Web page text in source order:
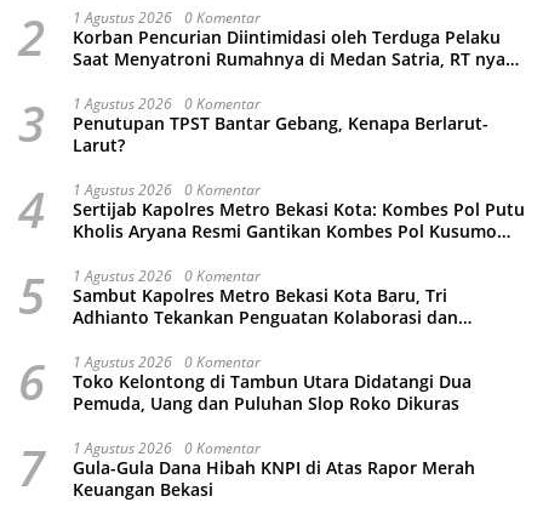
2 1 Agustus 2026 0 Komentar
Korban Pencurian Diintimidasi oleh Terduga Pelaku
Saat Menyatroni Rumahnya di Medan Satria, RT nya
3 1 Agustus 2026 0 Komentar
Penutupan TPST Bantar Gebang, Kenapa Berlarut-
Larut?
4 1 Agustus 2026 0 Komentar
Sertijab Kapolres Metro Bekasi Kota: Kombes Pol Putu
Kholis Aryana Resmi Gantikan Kombes Pol Kusumo
5 1 Agustus 2026 0 Komentar
Sambut Kapolres Metro Bekasi Kota Baru, Tri
Adhianto Tekankan Penguatan Kolaborasi dan
6 1 Agustus 2026 0 Komentar
Toko Kelontong di Tambun Utara Didatangi Dua
Pemuda, Uang dan Puluhan Slop Roko Dikuras
7 1 Agustus 2026 0 Komentar
Gula-Gula Dana Hibah KNPI di Atas Rapor Merah
Keuangan Bekasi